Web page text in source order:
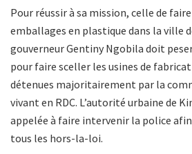
Pour réussir à sa mission, celle de
emballages en plastique dans la ville
gouverneur Gentiny Ngobila doit
pour faire sceller les usines de
détenues majoritairement par la
vivant en RDC. L’autorité urbaine de
appelée à faire intervenir la police
tous les hors-la-loi.